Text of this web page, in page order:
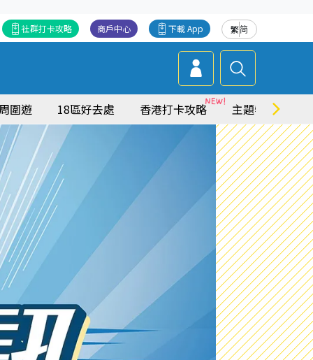
繁简
下載 App
商戶中心
社群打卡攻略
圍遊 18區好去處 香港打卡攻略 主題特集